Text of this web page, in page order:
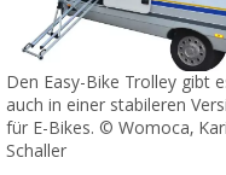
Den Easy-Bike Trolley gibt
auch in einer stabileren
für E-Bikes. © Womoca,
Schaller